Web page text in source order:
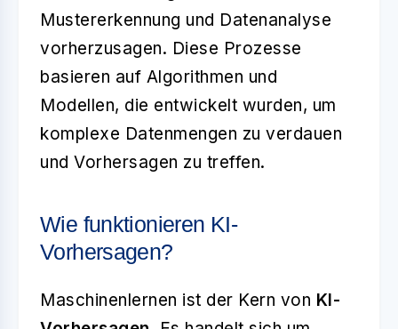
Mustererkennung und Datenanalyse
vorherzusagen. Diese Prozesse
basieren auf Algorithmen und
Modellen, die entwickelt wurden, um
komplexe Datenmengen zu verdauen
und Vorhersagen zu treffen.
Wie funktionieren KI-
Vorhersagen?
Maschinenlernen ist der Kern von KI-